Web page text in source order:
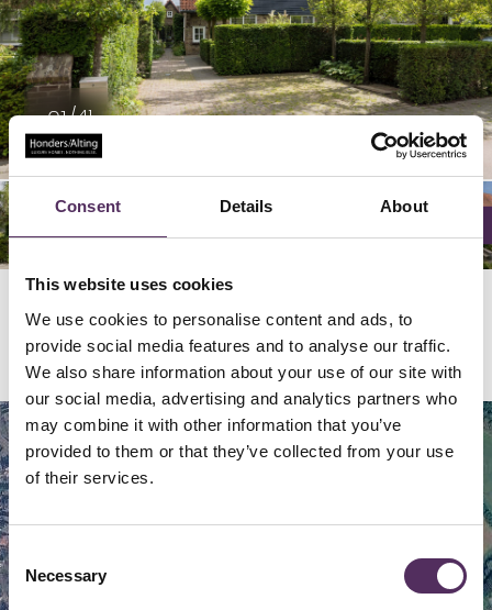
Consent Details About
This website uses cookies
We use cookies to personalise content and ads, to
provide social media features and to analyse our traffic.
We also share information about your use of our site with
our social media, advertising and analytics partners who
may combine it with other information that you’ve
provided to them or that they’ve collected from your use
of their services.
Consent
Selection
Necessary
01/41
02/41
03/41
04/41
05/41
06/41
07/41
08/41
09/41
10/41
11/41
12/41
13/41
14/41
15/41
16/41
17/41
18/41
19/41
20/41
21/41
22/41
23/41
24/41
25/41
26/41
27/41
28/41
29/41
30/41
31/41
32/41
33/41
34/41
35/41
36/41
37/41
38/41
39/41
40/41
41/41
Locatie
Map Satellite